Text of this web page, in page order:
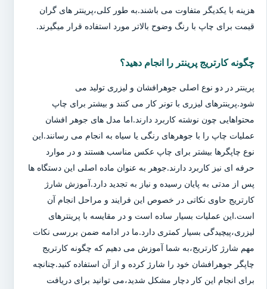
هزینه با یکدیگر متفاوت می باشند.به طور کلی،پرینتر های گران
قیمت برای چاپ با رنگ وضوح بالاتر مورد استفاده قرار میگیرند.
چگونه کارتریج پرینتر را انجام دهید؟
پرینتر در دو نوع اصلی جوهرافشان و لیزری تولید می
شود.پرینترهای لیزری با تونر کار می کنند و بیشتر برای چاپ
محتواهایی چون نوشته کاربرد دارند.اما مدل های جوهر افشان
عملیات چاپ را با جوهرهای رنگی یا سیاه به انجام می رسانند.این
نوع چاپگرها بیشتر برای چاپ عکس مناسب هستند و در موارد
حرفه ای نیز کاربرد دارند.جوهر به عنوان ماده اصلی این دستگاه ها
پس از مدتی به پایان رسیده و نیاز به تجدید دارد.آموزش شارژ
کارتریج حاوی نکاتی در خصوص این فرایند و مراحل انجام آن
است.این عملیات بسیار ساده است و در مقایسه با پرینترهای
لیزری،پیچیدگی بسیار کمتری دارد.ما در ادامه ضمن بررسی نکات
مهم شارژ کارتریج،به شما آموزش می دهیم که چگونه کارتریج
چاپگر جوهرافشان خود را شارژ کرده و از آن استفاده کنید.چنانچه
برای انجام این کار دچار مشکل شدید،می توانید برای دریافت